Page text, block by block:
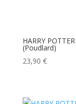
HARRY
(Poudlard)
23,90 €